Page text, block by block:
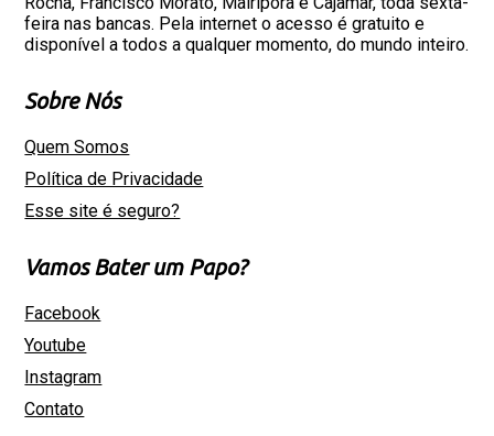
feira nas bancas. Pela internet o acesso é gratuito e
disponível a todos a qualquer momento, do mundo inteiro.
Sobre Nós
Quem Somos
Política de Privacidade
Esse site é seguro?
Vamos Bater um Papo?
Facebook
Youtube
Instagram
Contato